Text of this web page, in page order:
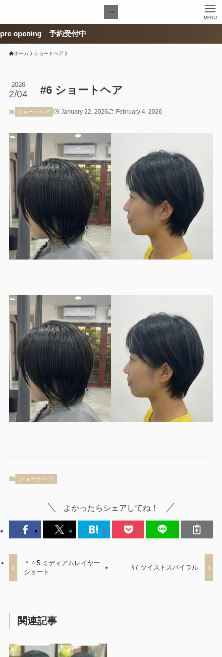
MENU
予約受付中
ホーム ショートヘア
#6 ショートヘア
2026
2/04
ショートヘア January 22, 2026 February 4, 2026
ショートヘア
よかったらシェアしてね！
＾＾5 ミディアムレイヤー
ショート
#7 ツイストスパイラル
関連記事